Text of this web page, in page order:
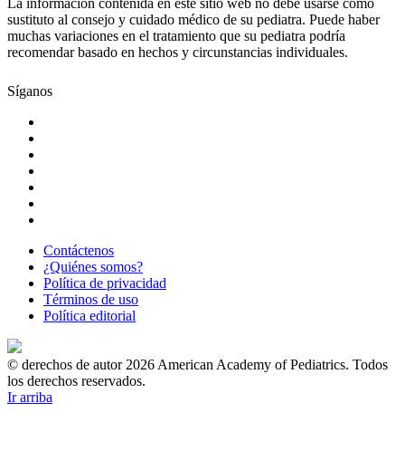
La información contenida en este sitio web no debe usarse como
sustituto al consejo y cuidado médico de su pediatra. Puede haber
muchas variaciones en el tratamiento que su pediatra podría
recomendar basado en hechos y circunstancias individuales.
Síganos
Contáctenos
¿Quiénes somos?
Política de privacidad
Términos de uso
Política editorial
© derechos de autor 2026 American Academy of Pediatrics. Todos
los derechos reservados.
Ir arriba